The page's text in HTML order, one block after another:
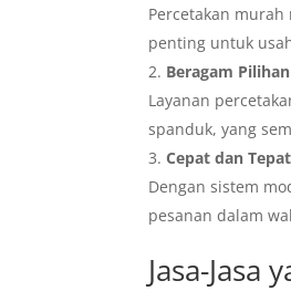
Percetakan
penting untuk
Beragam
Layanan
spanduk, yang
Cepat dan
Dengan sistem
pesanan dalam
Jasa-Jasa